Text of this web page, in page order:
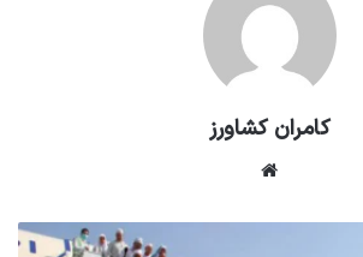
کامران کشاورز